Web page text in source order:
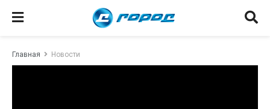
Главная Новости